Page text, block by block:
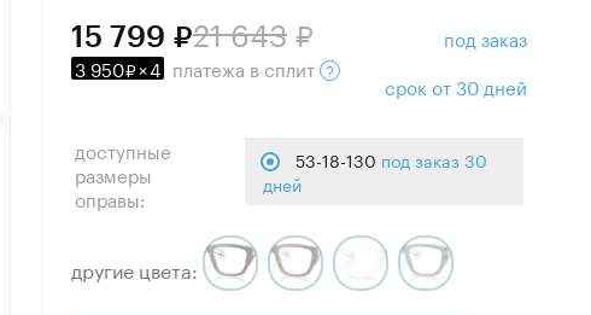
21 643
15 799
3 950 ×4 платежа в сплит
под заказ
срок от 30 дней
доступные
размеры
оправы:
53-18-130 под заказ 30
дней
другие цвета: